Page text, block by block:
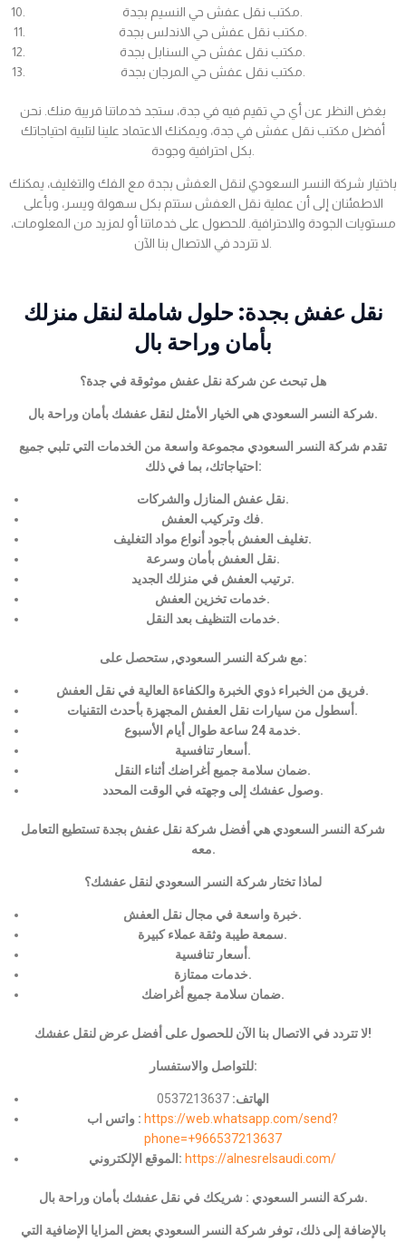
بغض النظر عن أي حي تقيم فيه في جدة، ستجد خدماتنا قريبة منك. نحن
أفضل مكتب نقل عفش في جدة، ويمكنك الاعتماد علينا لتلبية احتياجاتك
باختيار شركة النسر السعودي لنقل العفش بجدة مع الفك والتغليف، يمكنك
الاطمئنان إلى أن عملية نقل العفش ستتم بكل سهولة ويسر، وبأعلى
مستويات الجودة والاحترافية. للحصول على خدماتنا أو لمزيد من المعلومات،
نقل عفش بجدة: حلول شاملة لنقل منزلك
بأمان وراحة بال
هل تبحث عن شركة نقل عفش موثوقة في جدة؟
شركة النسر السعودي هي الخيار الأمثل لنقل عفشك بأمان وراحة بال.
تقدم شركة النسر السعودي مجموعة واسعة من الخدمات التي تلبي جميع
احتياجاتك، بما في ذلك:
نقل عفش المنازل والشركات.
فك وتركيب العفش.
تغليف العفش بأجود أنواع مواد التغليف.
نقل العفش بأمان وسرعة.
ترتيب العفش في منزلك الجديد.
خدمات تخزين العفش.
خدمات التنظيف بعد النقل.
مع شركة النسر السعودي, ستحصل على:
فريق من الخبراء ذوي الخبرة والكفاءة العالية في نقل العفش.
أسطول من سيارات نقل العفش المجهزة بأحدث التقنيات.
خدمة 24 ساعة طوال أيام الأسبوع.
أسعار تنافسية.
ضمان سلامة جميع أغراضك أثناء النقل.
وصول عفشك إلى وجهته في الوقت المحدد.
شركة النسر السعودي هي أفضل شركة نقل عفش بجدة تستطيع التعامل
معه.
لماذا تختار شركة النسر السعودي لنقل عفشك؟
خبرة واسعة في مجال نقل العفش.
سمعة طيبة وثقة عملاء كبيرة.
أسعار تنافسية.
خدمات ممتازة.
ضمان سلامة جميع أغراضك.
لا تتردد في الاتصال بنا الآن للحصول على أفضل عرض لنقل عفشك!
للتواصل والاستفسار:
الهاتف: 0537213637
واتس اب : https://web.whatsapp.com/send?
phone=+966537213637
الموقع الإلكتروني: https://alnesrelsaudi.com/
شركة النسر السعودي : شريكك في نقل عفشك بأمان وراحة بال.
بالإضافة إلى ذلك، توفر شركة النسر السعودي بعض المزايا الإضافية التي